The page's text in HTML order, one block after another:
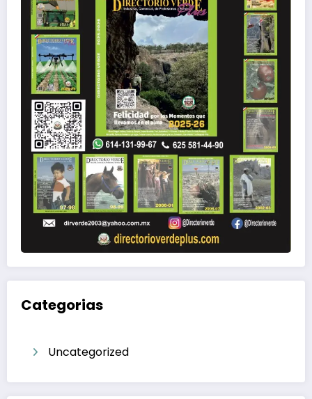
Categorias
Uncategorized